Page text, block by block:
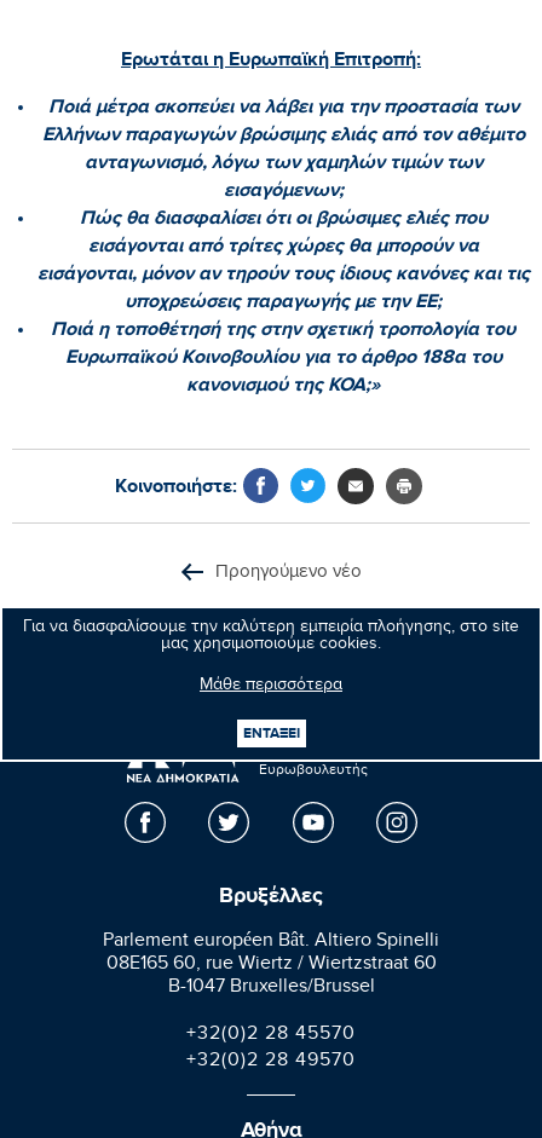
Για να διασφαλίσουμε την καλύτερη εμπειρία πλοήγησης, στο site
μας χρησιμοποιούμε cookies.
Μάθε περισσότερα
ΕΝΤΑΞΕΙ
Ερωτάται η Ευρωπαϊκή Επιτροπή:
Ποιά μέτρα σκοπεύει να λάβει για την προστασία των
Ελλήνων παραγωγών βρώσιμης ελιάς από τον αθέμιτο
ανταγωνισμό, λόγω των χαμηλών τιμών των
εισαγόμενων;
Πώς θα διασφαλίσει ότι οι βρώσιμες ελιές που
εισάγονται από τρίτες χώρες θα μπορούν να
εισάγονται, μόνον αν τηρούν τους ίδιους κανόνες και τις
υποχρεώσεις παραγωγής με την ΕΕ;
Ποιά η τοποθέτησή της στην σχετική τροπολογία του
Ευρωπαϊκού Κοινοβουλίου για το άρθρο 188α του
κανονισμού της ΚΟΑ;»
Κοινοποιήστε:
Προηγούμενο νέο
Επόμενο νέο
Μανώλης
Κεφαλογιάννης
Ευρωβουλευτής
Βρυξέλλες
Parlement européen Bât. Altiero Spinelli
08E165 60, rue Wiertz / Wiertzstraat 60
B-1047 Bruxelles/Brussel
+32(0)2 28 45570
+32(0)2 28 49570
Αθήνα